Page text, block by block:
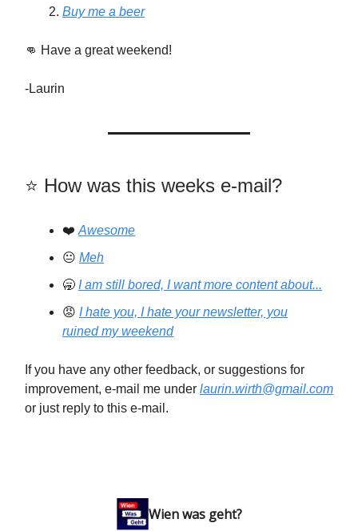
Buy me a beer
👊 Have a great weekend!
-Laurin
⭐️️ How was this weeks e-mail?
❤️ Awesome
😐 Meh
🥱 I am still bored, I want more content about...
😡 I hate you, I hate your newsletter, you
ruined my weekend
If you have any other feedback, or suggestions for
improvement, e-mail me under laurin.wirth@gmail.com
or just reply to this e-mail.
Wien was geht?